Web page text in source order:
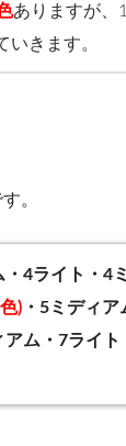
ありますが、
いきます。
。
4ライト・4
) ・5ミディ
ム・7ライト